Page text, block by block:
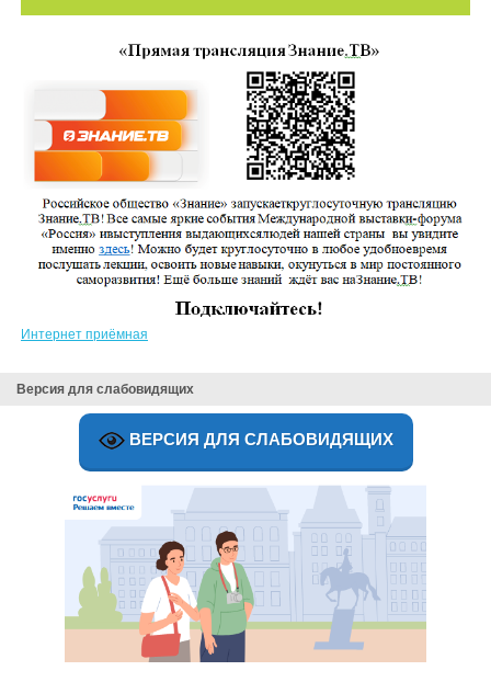
Интернет приёмная
Версия для слабовидящих
ВЕРСИЯ ДЛЯ СЛАБОВИДЯЩИХ